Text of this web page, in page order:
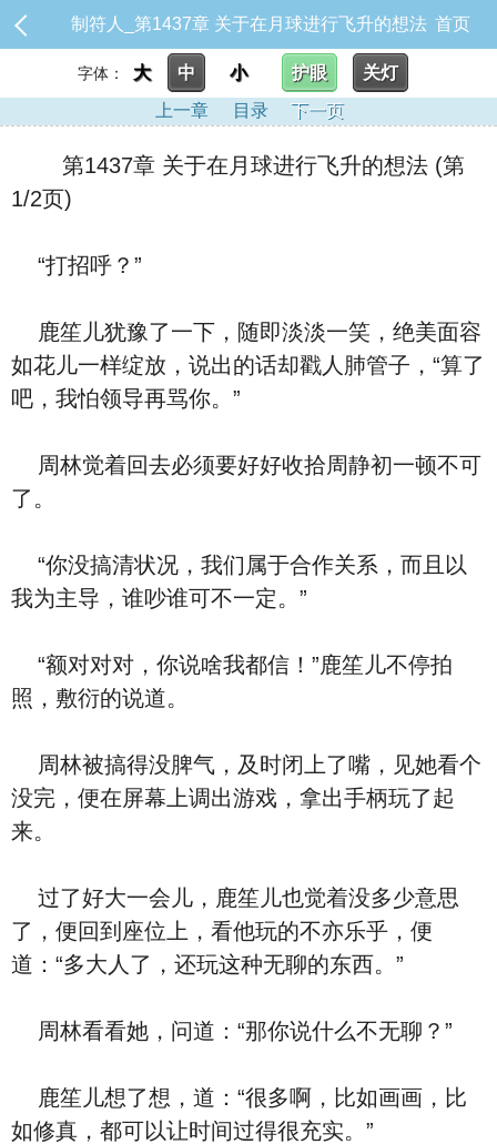
制符人_第1437章 关于在月球进行飞升的想法 首页
字体： 大 中 小 护眼
关灯
上一章
目录 下一页
第1437章 关于在月球进行飞升的想法 (第
1/2页)
“打招呼？”
鹿笙儿犹豫了一下，随即淡淡一笑，绝美面容
如花儿一样绽放，说出的话却戳人肺管子，“算了
吧，我怕领导再骂你。”
周林觉着回去必须要好好收拾周静初一顿不可
了。
“你没搞清状况，我们属于合作关系，而且以
我为主导，谁吵谁可不一定。”
“额对对对，你说啥我都信！”鹿笙儿不停拍
照，敷衍的说道。
周林被搞得没脾气，及时闭上了嘴，见她看个
没完，便在屏幕上调出游戏，拿出手柄玩了起
来。
过了好大一会儿，鹿笙儿也觉着没多少意思
了，便回到座位上，看他玩的不亦乐乎，便
道：“多大人了，还玩这种无聊的东西。”
周林看看她，问道：“那你说什么不无聊？”
鹿笙儿想了想，道：“很多啊，比如画画，比
如修真，都可以让时间过得很充实。”